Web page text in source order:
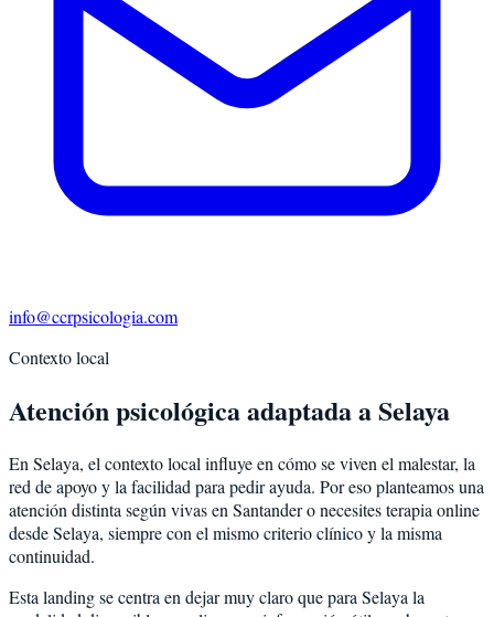
info@ccrpsicologia.com
Contexto local
Atención psicológica adaptada a Selaya
En Selaya, el contexto local influye en cómo se viven el malestar, la
red de apoyo y la facilidad para pedir ayuda. Por eso planteamos una
atención distinta según vivas en Santander o necesites terapia online
desde Selaya, siempre con el mismo criterio clínico y la misma
continuidad.
Esta landing se centra en dejar muy claro que para Selaya la